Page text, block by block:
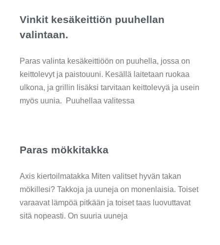
Vinkit kesäkeittiön puuhellan
valintaan.
Paras valinta kesäkeittiöön on puuhella, jossa on
keittolevyt ja paistouuni. Kesällä laitetaan ruokaa
ulkona, ja grillin lisäksi tarvitaan keittolevyä ja usein
myös uunia. Puuhellaa valitessa
Paras mökkitakka
Axis kiertoilmatakka Miten valitset hyvän takan
mökillesi? Takkoja ja uuneja on monenlaisia. Toiset
varaavat lämpöä pitkään ja toiset taas luovuttavat
sitä nopeasti. On suuria uuneja